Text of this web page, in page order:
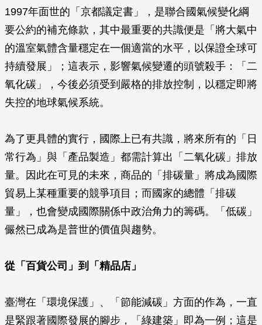
1997年面世的「京都議定書」，是聯合國氣候變化綱
要公約的補充條款，其中最重要的共識便是「將大氣中
的溫室氣體含量穩定在一個適當的水平，以保證全球可
持續發展」；這表示，影響氣候變遷的頭號殺手：「二
氧化碳」，今後必須受到嚴格的排放控制，以穩定即將
失控的地球氣候系統。
為了更具體的實行，國際上已有共識，將來所有的「日
常行為」與「產品製造」都需計算出「二氧化碳」排放
量。因此在可見的未來，商品的「排碳量」將成為國際
貿易上某種重要的競爭項目；而國家的總體「排碳
量」，也會變成國際關係中政治角力的籌碼。「低碳」
儼然已成為是普世的價值與趨勢。
從「百貨公司」到「精品店」
臺灣在「環境保護」、「節能減碳」方面的作為，一直
是緊跟著國際發展的腳步，「綠建築」即為一例；這是